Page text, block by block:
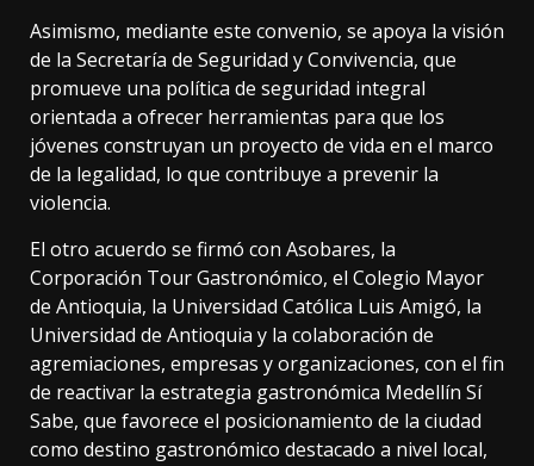
Asimismo, mediante este convenio, se apoya la visión
de la Secretaría de Seguridad y Convivencia, que
promueve una política de seguridad integral
orientada a ofrecer herramientas para que los
jóvenes construyan un proyecto de vida en el marco
de la legalidad, lo que contribuye a prevenir la
violencia.
El otro acuerdo se firmó con Asobares, la
Corporación Tour Gastronómico, el Colegio Mayor
de Antioquia, la Universidad Católica Luis Amigó, la
Universidad de Antioquia y la colaboración de
agremiaciones, empresas y organizaciones, con el fin
de reactivar la estrategia gastronómica Medellín Sí
Sabe, que favorece el posicionamiento de la ciudad
como destino gastronómico destacado a nivel local,